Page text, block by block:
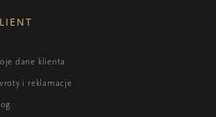
dane klienta
i reklamacje